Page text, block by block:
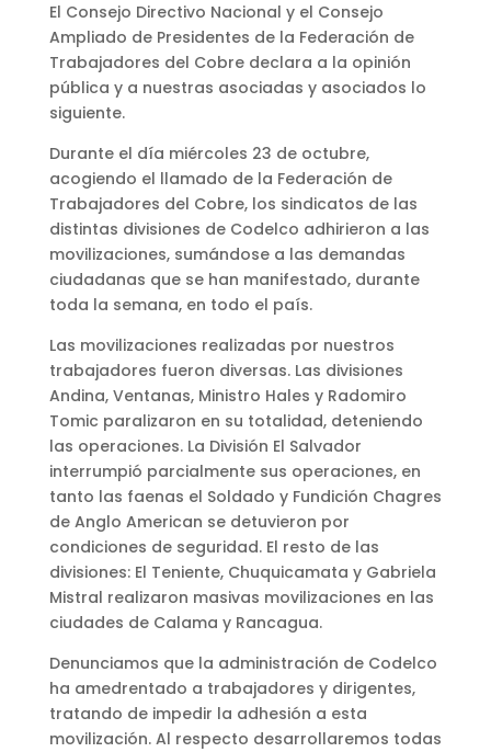
El Consejo Directivo Nacional y el Consejo
Ampliado de Presidentes de la Federación de
Trabajadores del Cobre declara a la opinión
pública y a nuestras asociadas y asociados lo
siguiente.
Durante el día miércoles 23 de octubre,
acogiendo el llamado de la Federación de
Trabajadores del Cobre, los sindicatos de las
distintas divisiones de Codelco adhirieron a las
movilizaciones, sumándose a las demandas
ciudadanas que se han manifestado, durante
toda la semana, en todo el país.
Las movilizaciones realizadas por nuestros
trabajadores fueron diversas. Las divisiones
Andina, Ventanas, Ministro Hales y Radomiro
Tomic paralizaron en su totalidad, deteniendo
las operaciones. La División El Salvador
interrumpió parcialmente sus operaciones, en
tanto las faenas el Soldado y Fundición Chagres
de Anglo American se detuvieron por
condiciones de seguridad. El resto de las
divisiones: El Teniente, Chuquicamata y Gabriela
Mistral realizaron masivas movilizaciones en las
ciudades de Calama y Rancagua.
Denunciamos que la administración de Codelco
ha amedrentado a trabajadores y dirigentes,
tratando de impedir la adhesión a esta
movilización. Al respecto desarrollaremos todas